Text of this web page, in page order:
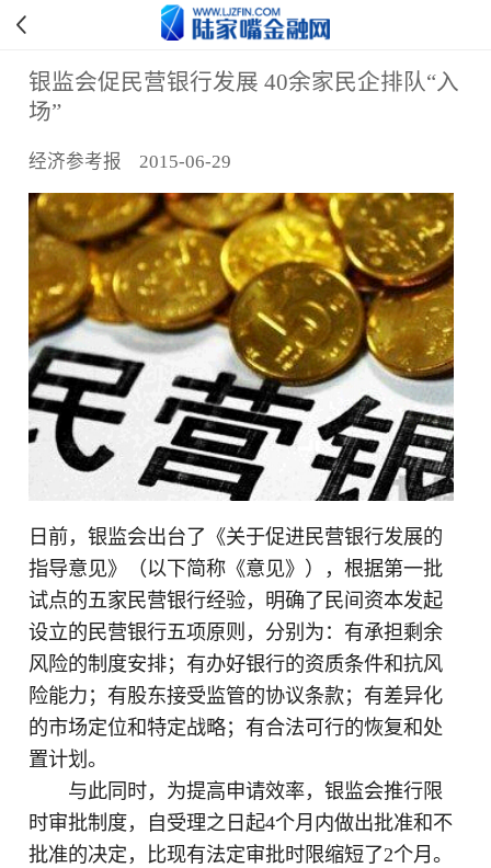
银监会促民营银行发展 40余家民企排队“入
场”
经济参考报 2015-06-29
日前，银监会出台了《关于促进民营银行发展的
指导意见》（以下简称《意见》），根据第一批
试点的五家民营银行经验，明确了民间资本发起
设立的民营银行五项原则，分别为：有承担剩余
风险的制度安排；有办好银行的资质条件和抗风
险能力；有股东接受监管的协议条款；有差异化
的市场定位和特定战略；有合法可行的恢复和处
置计划。
与此同时，为提高申请效率，银监会推行限
时审批制度，自受理之日起4个月内做出批准和不
批准的决定，比现有法定审批时限缩短了2个月。